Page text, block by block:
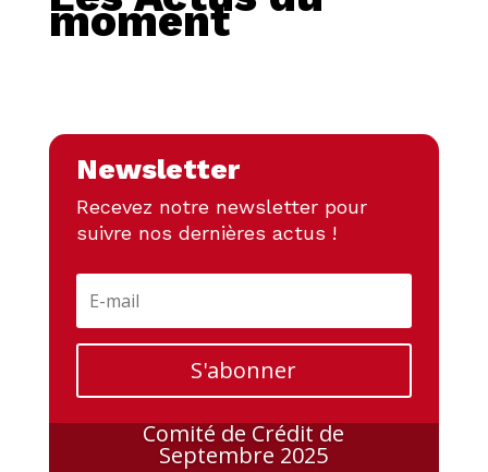
moment
Newsletter
Recevez notre newsletter pour
suivre nos dernières actus !
S'abonner
Comité de Crédit de
Septembre 2025